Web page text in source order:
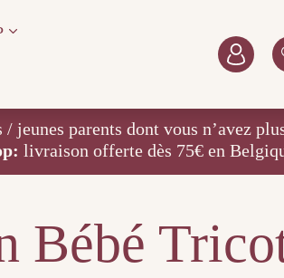
parents dont vous n’avez
livraison offerte dès 75€ en
Bébé